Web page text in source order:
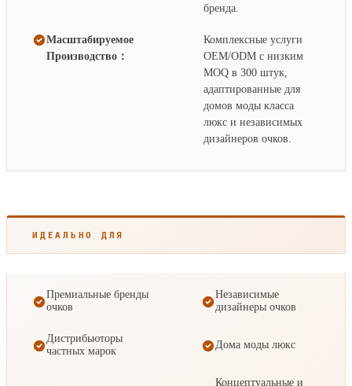
бренда.
Масштабируемое
Производство：
Комплексные услуги
OEM/ODM с низким
MOQ в 300 штук,
адаптированные для
домов моды класса
люкс и независимых
дизайнеров очков.
ИДЕАЛЬНО ДЛЯ
Премиальные бренды
очков
Независимые
дизайнеры очков
Дистрибьюторы
частных марок
Дома моды люкс
Концептуальные и